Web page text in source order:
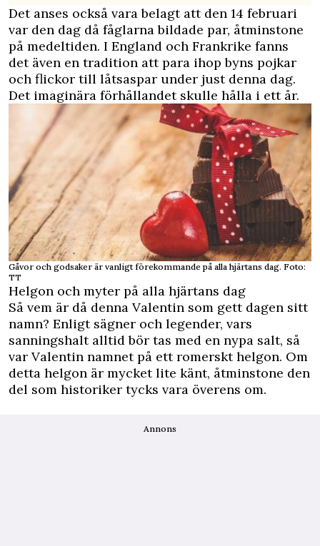
Det anses också vara belagt att den 14 februari
var den dag då fåglarna bildade par, åtminstone
på medeltiden. I England och Frankrike fanns
det även en tradition att para ihop byns pojkar
och flickor till låtsaspar under just denna dag.
Det imaginära förhållandet skulle hålla i ett år.
Gåvor och godsaker är vanligt förekommande på alla hjärtans dag. Foto:
TT
Helgon och myter på alla hjärtans dag
Så vem är då denna Valentin som gett dagen sitt
namn? Enligt sägner och legender, vars
sanningshalt alltid bör tas med en nypa salt, så
var Valentin namnet på ett romerskt helgon. Om
detta helgon är mycket lite känt, åtminstone den
del som historiker tycks vara överens om.
Annons